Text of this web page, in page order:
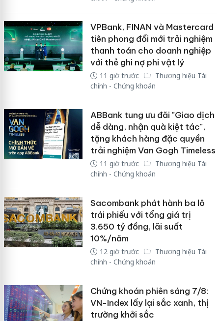
VPBank, FINAN và Mastercard
tiên phong đổi mới trải nghiệm
thanh toán cho doanh nghiệp
với thẻ ghi nợ phi vật lý
11 giờ trước
Thương hiệu Tài
chính - Chứng khoán
ABBank tung ưu đãi "Giao dịch
dễ dàng, nhận quà kiệt tác",
tặng khách hàng đặc quyền
trải nghiệm Van Gogh Timeless
11 giờ trước
Thương hiệu Tài
chính - Chứng khoán
Sacombank phát hành ba lô
trái phiếu với tổng giá trị
3.650 tỷ đồng, lãi suất
10%/năm
12 giờ trước
Thương hiệu Tài
chính - Chứng khoán
Chứng khoán phiên sáng 7/8:
VN-Index lấy lại sắc xanh, thị
trường khởi sắc